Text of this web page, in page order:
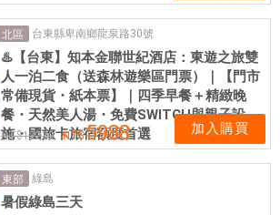
北區 台東縣卑南鄉龍泉路30號
♨️【台東】知本金聯世紀酒店：東遊之旅雙
人一泊二食（送森林遊樂區門票）｜【門市
常備現貨・紙本票】｜四季早餐＋精緻晚
餐・天然美人湯・免費SWITCH與親子設
施・國旅卡旅宿額度首選
12232 5988 加入購買
東部 綠島
暑假綠島三天